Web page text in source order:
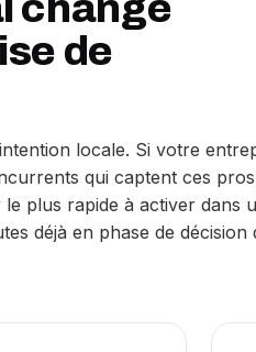
change
de
locale. Si votre
qui captent ces
plus rapide à activer dans
déjà en phase de décision